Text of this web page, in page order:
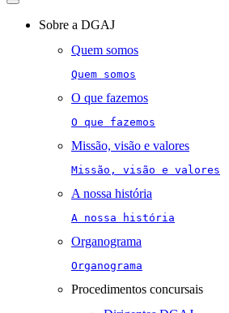
Toggle
navigationSobre a DGAJ
Quem somos
Quem somos
O que fazemos
O que fazemos
Missão, visão e valores
Missão, visão e valores
A nossa história
A nossa história
Organograma
Organograma
Procedimentos concursais